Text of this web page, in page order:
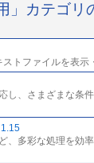
」カテゴリ
トファイルを表示
し、さまざまな条
、多彩な処理を効